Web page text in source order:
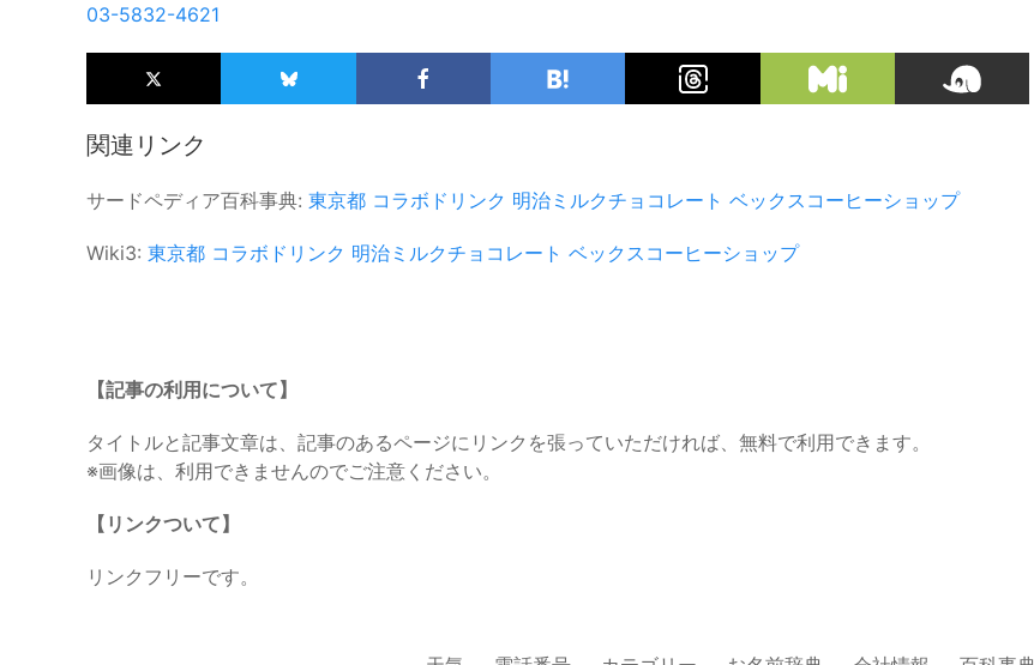
03-5832-4621
関連リンク
サードペディア百科事典: 東京都 コラボドリンク 明治ミルクチョコレート ベックスコーヒーショップ
Wiki3: 東京都 コラボドリンク 明治ミルクチョコレート ベックスコーヒーショップ
【記事の利用について】
タイトルと記事文章は、記事のあるページにリンクを張っていただければ、無料で利用できます。
※画像は、利用できませんのでご注意ください。
【リンクついて】
リンクフリーです。